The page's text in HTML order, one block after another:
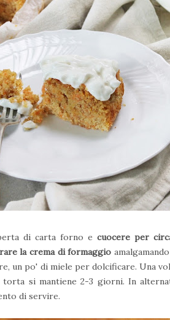
di carta forno ecuocere per
la crema di formaggio
un po' di miele per dolcificare. Una
si mantiene 2-3 giorni. In
di servire.